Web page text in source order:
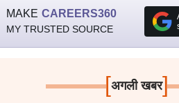
MAKE CAREERS360
MY TRUSTED SOURCE
[अगली खबर]